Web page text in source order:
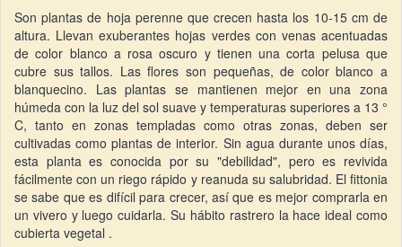
Son plantas de hoja perenne que crecen hasta los 10-15 cm de
altura. Llevan exuberantes hojas verdes con venas acentuadas
de color blanco a rosa oscuro y tienen una corta pelusa que
cubre sus tallos. Las flores son pequeñas, de color blanco a
blanquecino. Las plantas se mantienen mejor en una zona
húmeda con la luz del sol suave y temperaturas superiores a 13 °
C, tanto en zonas templadas como otras zonas, deben ser
cultivadas como plantas de interior. Sin agua durante unos días,
esta planta es conocida por su "debilidad", pero es revivida
fácilmente con un riego rápido y reanuda su salubridad. El fittonia
se sabe que es difícil para crecer, así que es mejor comprarla en
un vivero y luego cuidarla. Su hábito rastrero la hace ideal como
cubierta vegetal .